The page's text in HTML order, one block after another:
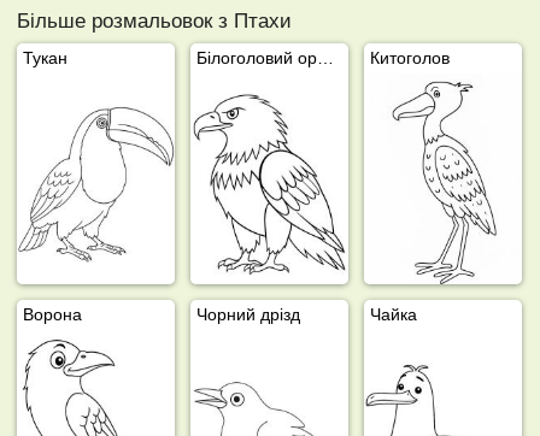
Більше розмальовок з Птахи
Тукан Китоголов
Ворона Чорний дрізд Чайка